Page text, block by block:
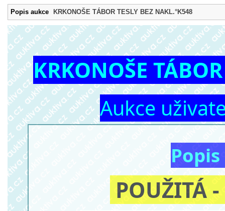
Popis aukce KRKONOŠE TÁBOR TESLY BEZ NAKL.°K548
KRKONOŠE
Aukce
POUŽITÁ